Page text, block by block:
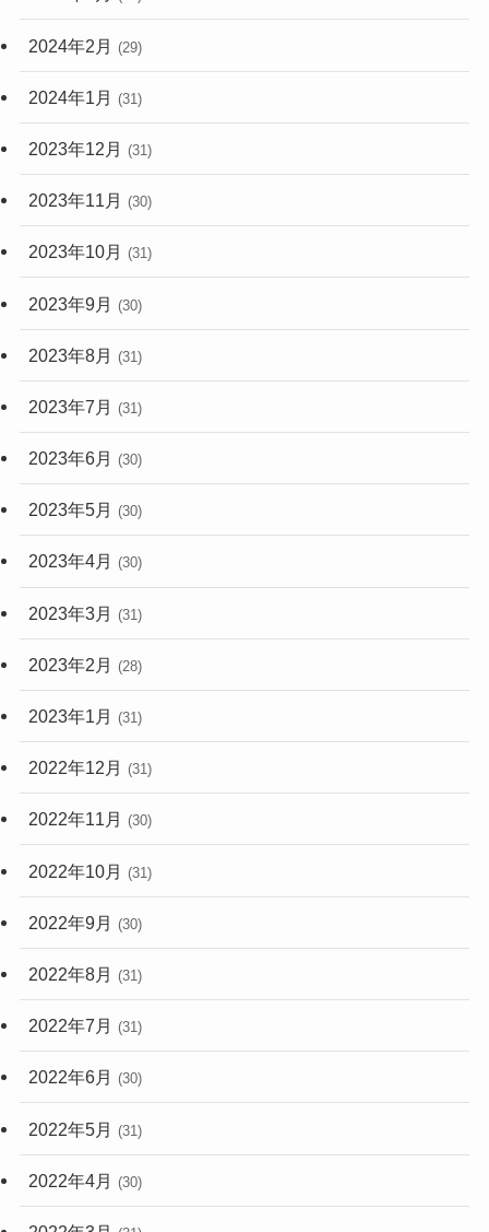
2024年2月 (29)
2024年1月 (31)
2023年12月 (31)
2023年11月 (30)
2023年10月 (31)
2023年9月 (30)
2023年8月 (31)
2023年7月 (31)
2023年6月 (30)
2023年5月 (30)
2023年4月 (30)
2023年3月 (31)
2023年2月 (28)
2023年1月 (31)
2022年12月 (31)
2022年11月 (30)
2022年10月 (31)
2022年9月 (30)
2022年8月 (31)
2022年7月 (31)
2022年6月 (30)
2022年5月 (31)
2022年4月 (30)